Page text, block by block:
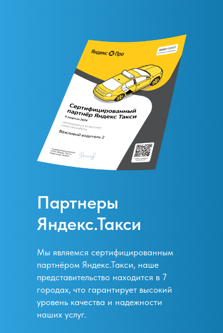
Партнеры
Яндекс.Такси
Мы являемся сертифицированным
партнёром Яндекс.Такси, наше
представительство находится в 7
городах, что гарантирует высокий
уровень качества и надежности
наших услуг.